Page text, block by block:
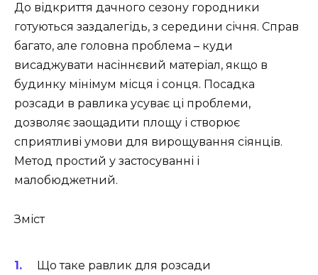
До відкриття дачного сезону городники
готуються заздалегідь, з середини січня. Справ
багато, але головна проблема – куди
висаджувати насіннєвий матеріал, якщо в
будинку мінімум місця і сонця. Посадка
розсади в равлика усуває ці проблеми,
дозволяє заощадити площу і створює
сприятливі умови для вирощування сіянців.
Метод простий у застосуванні і
малобюджетний.
Зміст
Що таке равлик для розсади